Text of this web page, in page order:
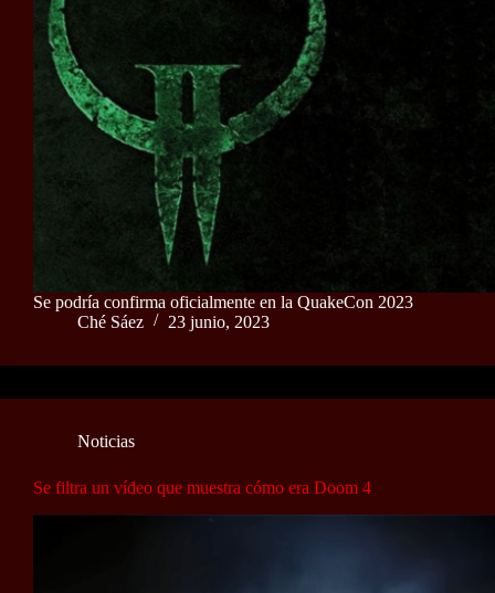
Se podría confirma oficialmente en la QuakeCon 2023
Ché Sáez
23 junio, 2023
Noticias
Se filtra un vídeo que muestra cómo era Doom 4